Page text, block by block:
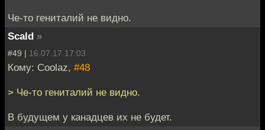
Че-то гениталий не видно.
Scald »
#49 | 16.07.17 17:03
Кому: Coolaz, #48
> Че-то гениталий не видно.
В будущем у канадцев их не будет.